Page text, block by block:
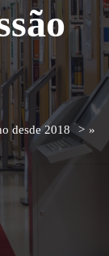
desde 2018
»